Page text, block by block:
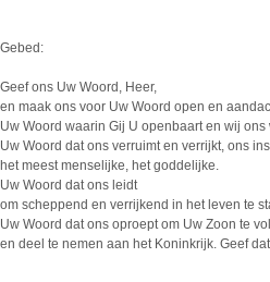
Gebed:
Geef ons Uw Woord, Heer,
en maak ons voor Uw Woord open en
Uw Woord waarin Gij U openbaart en wij
Uw Woord dat ons verruimt en verrijkt, ons
het meest menselijke, het goddelijke.
Uw Woord dat ons leidt
om scheppend en verrijkend in het leven te
Uw Woord dat ons oproept om Uw Zoon te
en deel te nemen aan het Koninkrijk. Geef